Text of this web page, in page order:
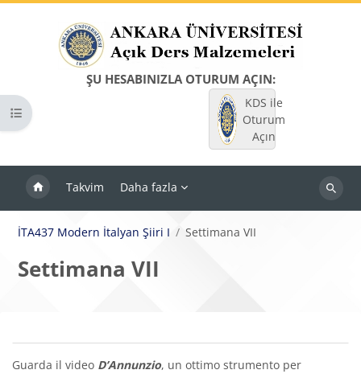
ŞU HESABINIZLA OTURUM AÇIN:
KDS ile
Oturum
Açın
Takvim Daha fazla
Dersleri
Kurs dizinini aç
İTA437 Modern İtalyan Şiiri I Settimana VII
Settimana VII
Bloklar
Bölüm anahatları
Guarda il video D’Annunzio, un ottimo strumento per